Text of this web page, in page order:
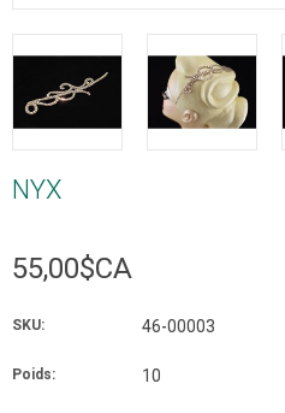
NYX
55,00$CA
SKU: 46-00003
Poids: 10